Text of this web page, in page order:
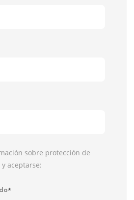
sobre protección de
aceptarse:
*